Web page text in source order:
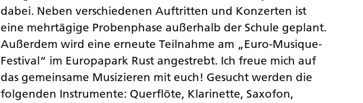
dabei. Neben verschiedenen Auftritten und Konzerten ist
eine mehrtägige Probenphase außerhalb der Schule geplant.
Außerdem wird eine erneute Teilnahme am „Euro-Musique-
Festival“ im Europapark Rust angestrebt. Ich freue mich auf
das gemeinsame Musizieren mit euch! Gesucht werden die
folgenden Instrumente: Querflöte, Klarinette, Saxofon,